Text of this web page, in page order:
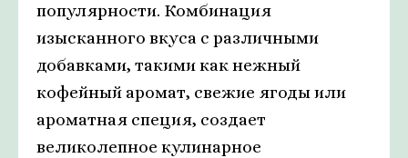
популярности. Комбинация
изысканного вкуса с различными
добавками, такими как нежный
кофейный аромат, свежие ягоды или
ароматная специя, создает
великолепное кулинарное